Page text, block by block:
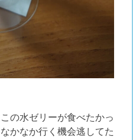
の水ゼリーが食べたかっ
かなか行く機会逃してた